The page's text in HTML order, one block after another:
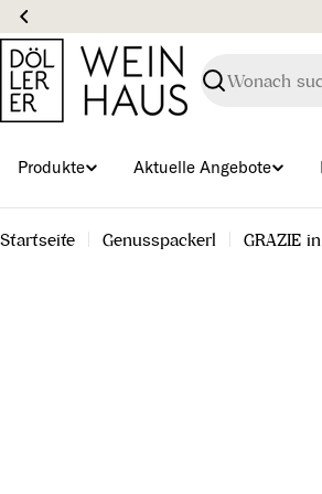
Zum
Inhalt
springen
Suchen
Produkte Aktuelle Angebote
Startseite Genusspackerl GRAZIE